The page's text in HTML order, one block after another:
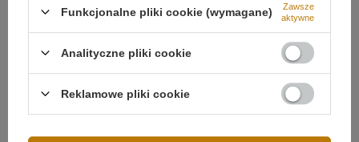
✔ Matowa czerń – ponadczasowa elegancja
✔ Technologia LED SMD2835 – trwałość i
energooszczędność
Podsumowanie
Orbit No.1 Smart 150 cm tobardzo duża lampa ring
LEDw kolorze matowej czerni, z ciepłą barwą światła
Funkcjonalne pliki cookie (wymagane)
Zawsze
aktywne
Analityczne pliki cookie
Reklamowe pliki cookie